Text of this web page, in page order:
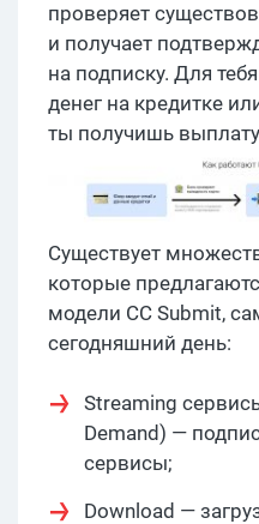
проверяет
и получает
на подписку. Для
денег на кредитке
ты получишь
Существует
которые
модели CC Submit,
сегодняшний день:
Streaming
Demand) —
сервисы;
Download —